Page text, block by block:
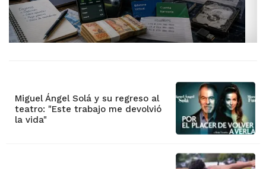
Miguel Ángel Solá y su regreso al
teatro: "Este trabajo me devolvió
la vida"